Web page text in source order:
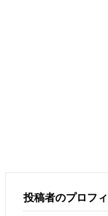
投稿者のプロフ